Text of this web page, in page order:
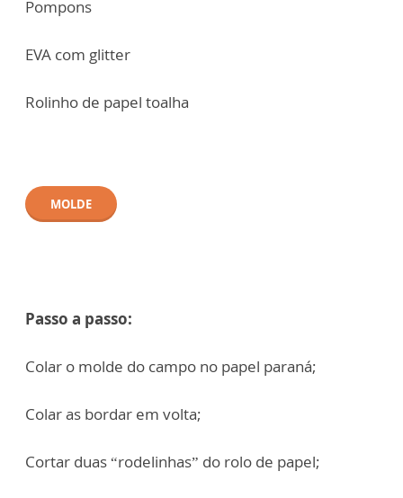
Pompons
EVA com glitter
Rolinho de papel toalha
MOLDE
Passo a passo:
Colar o molde do campo no papel paraná;
Colar as bordar em volta;
Cortar duas “rodelinhas” do rolo de papel;